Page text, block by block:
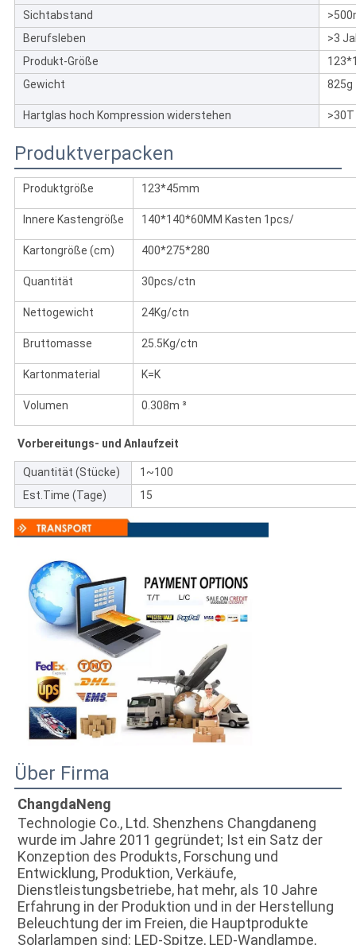
Sichtabstand
Berufsleben
>3
Produkt-Größe
Gewicht
825g
Hartglas hoch Kompression widerstehen >30T
Produktverpacken
Produktgröße 123*45mm
Innere Kastengröße 140*140*60MM Kasten 1pcs/
Kartongröße (cm) 400*275*280
Quantität 30pcs/ctn
Nettogewicht 24Kg/ctn
Bruttomasse 25.5Kg/ctn
Kartonmaterial K=K
Volumen 0.308m ³
Vorbereitungs- und Anlaufzeit
Quantität (Stücke)
1~100
Est.Time (Tage)
15
Über Firma
ChangdaNeng
Technologie Co., Ltd. Shenzhens Changdaneng
wurde im Jahre 2011 gegründet; Ist ein Satz der
Konzeption des Produkts, Forschung und
Entwicklung, Produktion, Verkäufe,
Dienstleistungsbetriebe, hat mehr, als 10 Jahre
Erfahrung in der Produktion und in der Herstellung
Beleuchtung der im Freien, die Hauptprodukte
Solarlampen sind: LED-Spitze, LED-Wandlampe,